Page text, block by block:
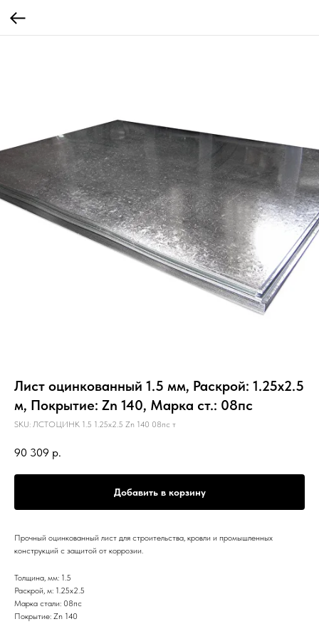
Лист оцинкованный 1.5 мм, Раскрой: 1.25х2.5
м, Покрытие: Zn 140, Марка ст.: 08пс
SKU: ЛСТОЦИНК 1.5 1.25х2.5 Zn 140 08пс т
90 309 р.
Добавить в корзину
Прочный оцинкованный лист для строительства, кровли и промышленных
конструкций с защитой от коррозии.
Толщина, мм: 1.5
Раскрой, м: 1.25х2.5
Марка стали: 08пс
Покрытие: Zn 140